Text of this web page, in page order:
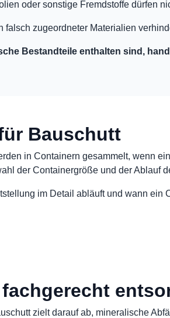
oder sonstige Fremdstoffe dürfen
falsch zugeordneter Materialien
Bestandteile enthalten sind,
Bauschutt
in Containern gesammelt, wenn
der Containergröße und der Ablauf
im Detail abläuft und wann ein
zielt darauf ab, mineralische